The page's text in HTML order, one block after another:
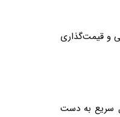
و قیمت‌گذاری
سریع به دست